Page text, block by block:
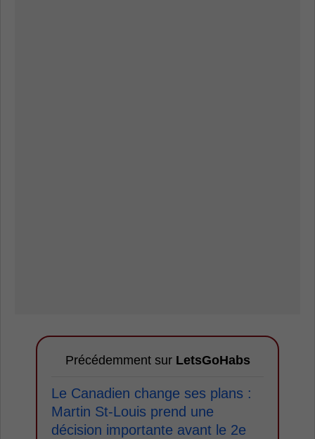
Précédemment sur LetsGoHabs
Le Canadien change ses plans :
Martin St-Louis prend une
décision importante avant le 2e